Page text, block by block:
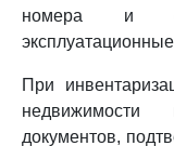
номера и
При
недвижимости
документов,